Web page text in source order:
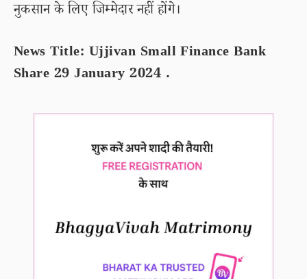
नुकसान के लिए जिम्मेदार नहीं होंगे।
News Title: Ujjivan Small Finance Bank
Share 29 January 2024 .